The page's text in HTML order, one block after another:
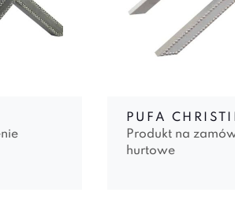
PUFA
Produkt na
hurtowe